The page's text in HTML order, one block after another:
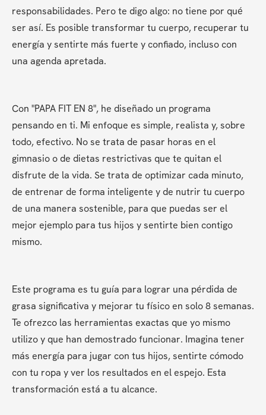
responsabilidades. Pero te digo algo: no tiene por qué
ser así. Es posible transformar tu cuerpo, recuperar tu
energía y sentirte más fuerte y confiado, incluso con
una agenda apretada.
Con "PAPA FIT EN 8", he diseñado un programa
pensando en ti. Mi enfoque es simple, realista y, sobre
todo, efectivo. No se trata de pasar horas en el
gimnasio o de dietas restrictivas que te quitan el
disfrute de la vida. Se trata de optimizar cada minuto,
de entrenar de forma inteligente y de nutrir tu cuerpo
de una manera sostenible, para que puedas ser el
mejor ejemplo para tus hijos y sentirte bien contigo
mismo.
Este programa es tu guía para lograr una pérdida de
grasa significativa y mejorar tu físico en solo 8 semanas.
Te ofrezco las herramientas exactas que yo mismo
utilizo y que han demostrado funcionar. Imagina tener
más energía para jugar con tus hijos, sentirte cómodo
con tu ropa y ver los resultados en el espejo. Esta
transformación está a tu alcance.